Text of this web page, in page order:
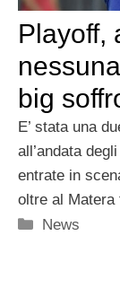
Playoff,
big
E’ stata una
all’andata
entrate in
oltre al
Categorie
News